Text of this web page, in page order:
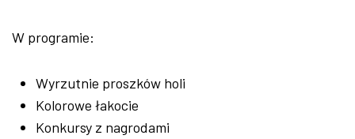
W programie:
Wyrzutnie proszków holi
Kolorowe łakocie
Konkursy z nagrodami